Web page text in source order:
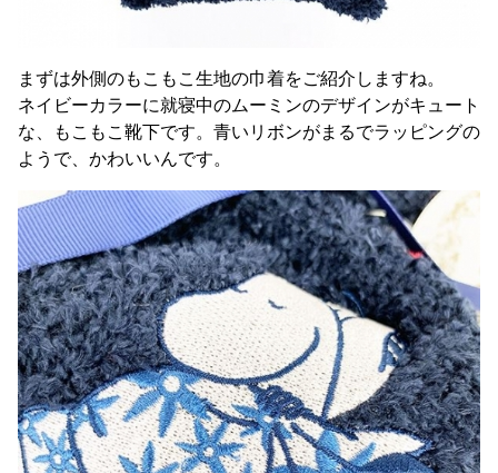
まずは外側のもこもこ生地の巾着をご紹介しますね。
ネイビーカラーに就寝中のムーミンのデザインがキュート
な、もこもこ靴下です。青いリボンがまるでラッピングの
ようで、かわいいんです。